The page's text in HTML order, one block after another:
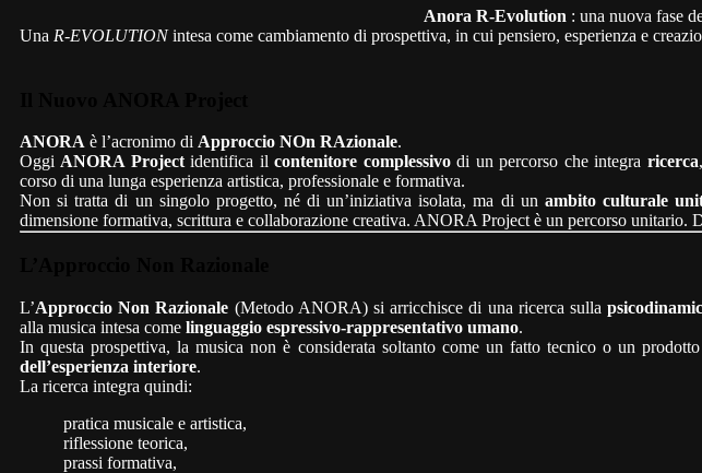
Anora R-Evolution : una nuova fase
Una R-EVOLUTIONintesa come cambiamento di prospettiva, in cui pensiero, esperienza e
ANORA è l’acronimo di Approccio NOn RAzionale.
Oggi ANORA Projectidentifica ilcontenitore complessivodi un percorso che integra ricerca,
corso di una lunga esperienza artistica, professionale e formativa.
Non si tratta di un singolo progetto, né di un’iniziativa isolata, ma di un ambito culturale
dimensione formativa, scrittura e collaborazione creativa. ANORA Project è un percorso unitario.
L’Approccio Non Razionale (Metodo ANORA) si arricchisce di una ricerca sulla
alla musica intesa come linguaggio espressivo-rappresentativo umano.
In questa prospettiva, la musica non è considerata soltanto come un fatto tecnico o un
dell’esperienza interiore.
La ricerca integra quindi:
pratica musicale e artistica,
riflessione teorica,
prassi formativa,